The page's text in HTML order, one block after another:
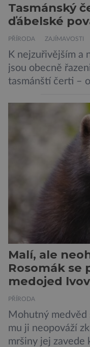
Tasmánský
ďábelské
PŘÍRODA ZAJÍMAVOSTI
K nejzuřivějším a
jsou obecně
tasmánští čerti –
vačnatci,
ostrově
vůbec
zákeřné a
plaché živočichy.
Malí, ale
Rosomák se
medojed
PŘÍRODA
Mohutný medvěd
mu ji neopováží
mršiny jej zavede